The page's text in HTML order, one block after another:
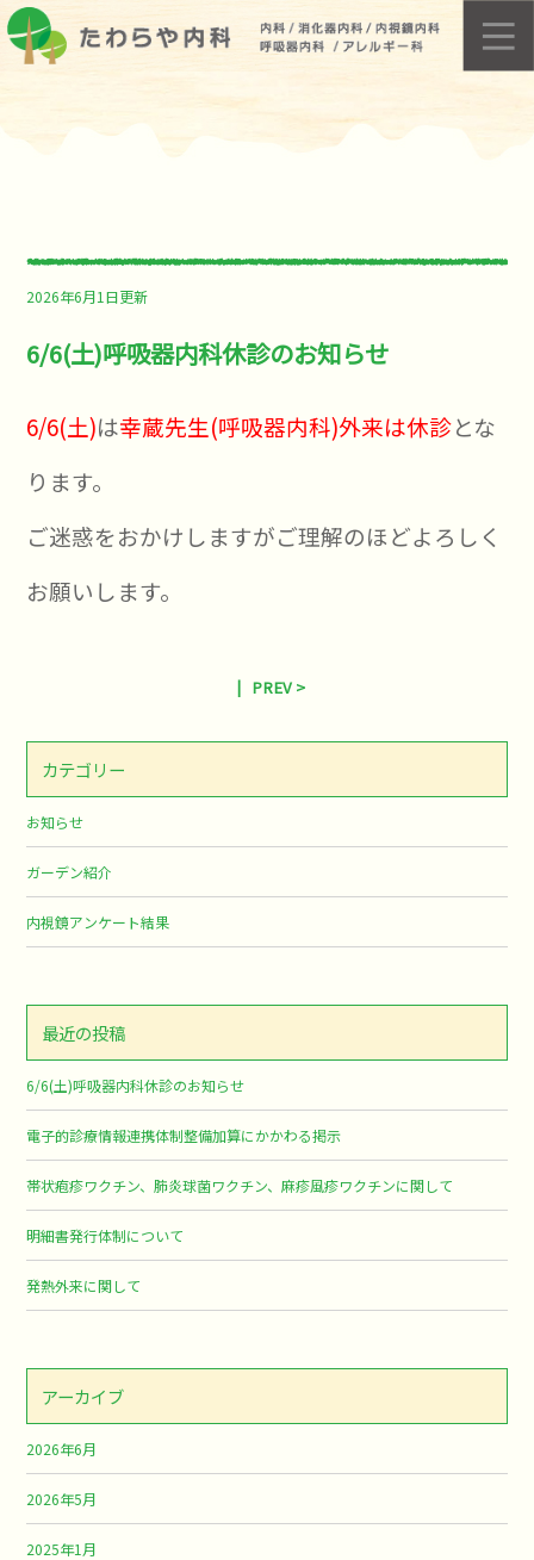
2026年6月1日更新
6/6(土)呼吸器内科休診のお知らせ
6/6(土)は幸蔵先生(呼吸器内科)外来は休診とな
ります。
ご迷惑をおかけしますがご理解のほどよろしく
お願いします。
| PREV >
カテゴリー
お知らせ
ガーデン紹介
内視鏡アンケート結果
最近の投稿
6/6(土)呼吸器内科休診のお知らせ
電子的診療情報連携体制整備加算にかかわる掲示
帯状疱疹ワクチン、肺炎球菌ワクチン、麻疹風疹ワクチンに関して
明細書発行体制について
発熱外来に関して
アーカイブ
2026年6月
2026年5月
2025年1月